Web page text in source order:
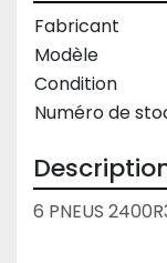
Fabricant
Modèle
Condition
Numéro de
6 PNEUS